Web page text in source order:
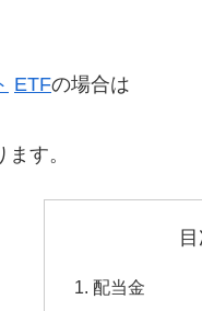
ETFの場合は
ます。
配当金